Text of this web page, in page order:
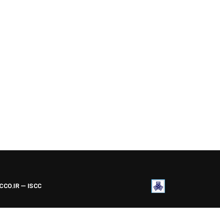
ACCO.IR — ISCC